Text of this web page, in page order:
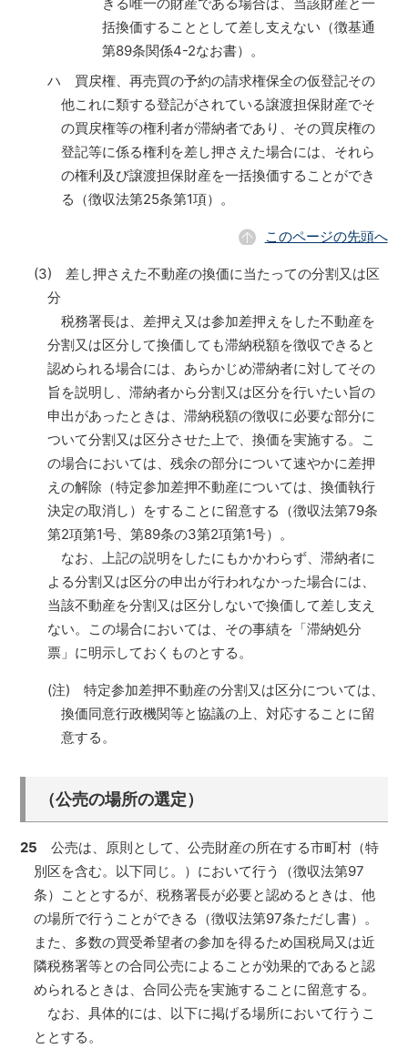
括換価することとして差し支えない（徴基通
第89条関係4-2なお書）。
ハ 買戻権、再売買の予約の請求権保全の仮登記その
他これに類する登記がされている譲渡担保財産でそ
の買戻権等の権利者が滞納者であり、その買戻権の
登記等に係る権利を差し押さえた場合には、それら
の権利及び譲渡担保財産を一括換価することができ
る（徴収法第25条第1項）。
このページの先頭へ
(3) 差し押さえた不動産の換価に当たっての分割又は区
分
税務署長は、差押え又は参加差押えをした不動産を
分割又は区分して換価しても滞納税額を徴収できると
認められる場合には、あらかじめ滞納者に対してその
旨を説明し、滞納者から分割又は区分を行いたい旨の
申出があったときは、滞納税額の徴収に必要な部分に
ついて分割又は区分させた上で、換価を実施する。こ
の場合においては、残余の部分について速やかに差押
えの解除（特定参加差押不動産については、換価執行
決定の取消し）をすることに留意する（徴収法第79条
第2項第1号、第89条の3第2項第1号）。
なお、上記の説明をしたにもかかわらず、滞納者に
よる分割又は区分の申出が行われなかった場合には、
当該不動産を分割又は区分しないで換価して差し支え
ない。この場合においては、その事績を「滞納処分
票」に明示しておくものとする。
(注) 特定参加差押不動産の分割又は区分については、
換価同意行政機関等と協議の上、対応することに留
意する。
（公売の場所の選定）
25 公売は、原則として、公売財産の所在する市町村（特
別区を含む。以下同じ。）において行う（徴収法第97
条）こととするが、税務署長が必要と認めるときは、他
の場所で行うことができる（徴収法第97条ただし書）。
また、多数の買受希望者の参加を得るため国税局又は近
隣税務署等との合同公売によることが効果的であると認
められるときは、合同公売を実施することに留意する。
なお、具体的には、以下に掲げる場所において行うこ
ととする。